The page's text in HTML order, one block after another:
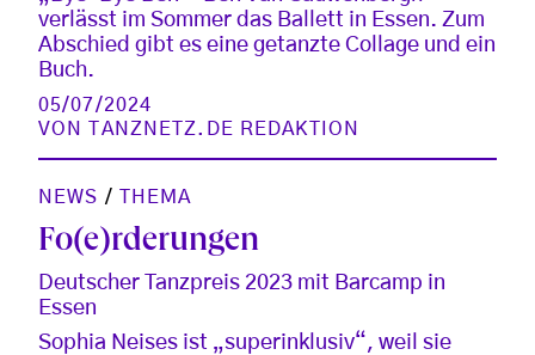
verlässt im Sommer das Ballett in Essen. Zum
Abschied gibt es eine getanzte Collage und ein
Buch.
05/07/2024
VON
TANZNETZ.DE REDAKTION
NEWS / THEMA
Fo(e)rderungen
Deutscher Tanzpreis 2023 mit Barcamp in
Essen
Sophia Neises ist „superinklusiv“, weil sie